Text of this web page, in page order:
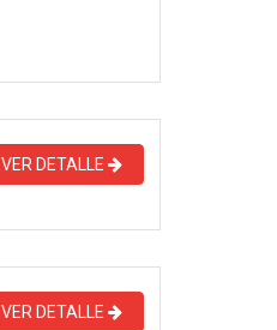
VER DETALLE
VER DETALLE